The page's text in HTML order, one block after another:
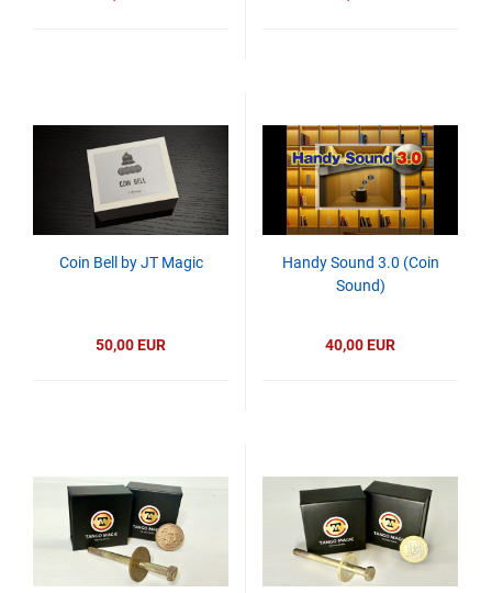
Coin Bell by JT Magic
50,00 EUR
Handy Sound 3.0 (Coin
Sound)
40,00 EUR